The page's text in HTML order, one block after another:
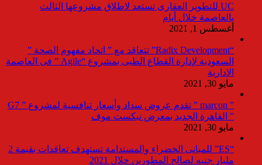
UC للتطوير العقارى تستعد لاطلاق مشروعها الثالث
بالعاصمة خلال أيام
أغسطس 1, 2021
“Radix Development” تتعاقد مع ” اتحاد مفهوم الصحة ”
السعودية لإدارة القطاع الطبى بمشروع “Agile ” فى العاصمة
الإدارية
مايو 30, 2021
” marcon ” تقدم عروض سداد وأسعار تنافسية لمشروع ” G7
” القاهرة الجديد بمعرض نيكست موف
مايو 30, 2021
“ES” للمبانى الخضراء والمستدامة تستهدف تعاقدات بقيمة 2
مليار جنيه لصالح المطورين خلال 2021